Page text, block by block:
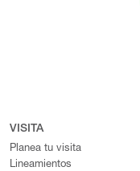
VISITA
Planea tu visita
Lineamientos